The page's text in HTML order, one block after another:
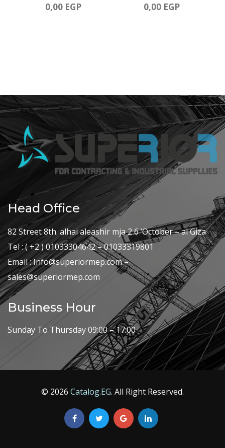
0,00 EGP 0,00 EGP
Head Office
82 Street 8th. alhai aleashir mja 2 6 ‘October – al Giza
Tel : ( +2 ) 01033304642 – 01033319801
Email : Info@superiormep.com –
sales@superiormep.com
Business Hour
Sunday To Thursday 09:00 – 17:00
© 2026 Catalog.EG. All Right Reserved.